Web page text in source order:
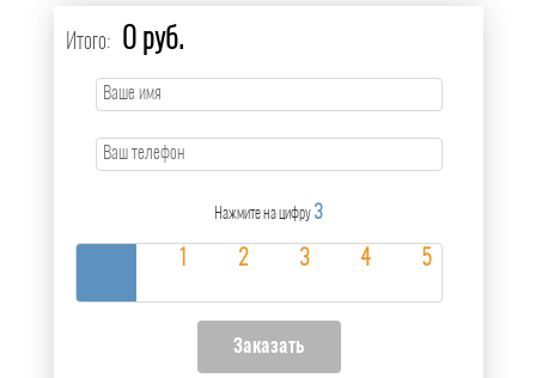
Итого: 0 руб.
Нажмите на цифру 3